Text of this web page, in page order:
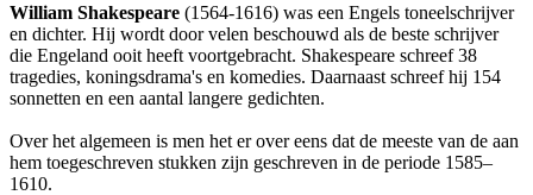
William Shakespeare (1564-1616) was een Engels toneelschrijver
en dichter. Hij wordt door velen beschouwd als de beste schrijver
die Engeland ooit heeft voortgebracht. Shakespeare schreef 38
tragedies, koningsdrama's en komedies. Daarnaast schreef hij 154
sonnetten en een aantal langere gedichten.
Over het algemeen is men het er over eens dat de meeste van de aan
hem toegeschreven stukken zijn geschreven in de periode 1585–
1610.